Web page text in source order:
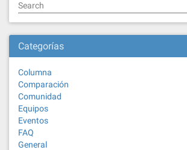
Search
Categorías
Columna
Comparación
Comunidad
Equipos
Eventos
FAQ
General